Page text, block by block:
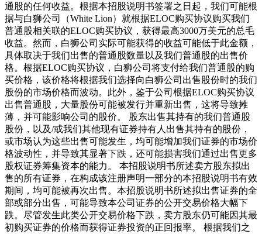
通股的任何收益。根据本招股说明书签署之日起，我们可能根
据与白狮公司（White Lion）就根据ELOC购买协议购买我们
普通股相关联的ELOC购买协议，获得最高3000万美元的总毛
收益。然而，白狮公司实际可能获得的收益可能低于此金额，
具体取决于我们出售的普通股数量以及我们普通股的出售价
格。根据ELOC购买协议，白狮公司将支付给我们普通股的购
买价格，该价格将根据我们选择向白狮公司出售股份时的我们
股份的市场价格而波动。此外，鉴于公司根据ELOC购买协议
出售普通股，大量股份可能被发行并重新出售，这将导致摊
薄，并可能影响公司的股价。 股东出售其持有的我们普通股
股份，以及/或我们其他现有证券持有人出售其持有的股份，
或市场认为这些出售可能发生，均可能增加我们证券的市场价
格波动性，并导致其显著下跌，还可能损害我们通过出售更多
股权证券筹集资本的能力。 本招股说明书所述卖方股东拟出
售的所有证券，在构成该注册声明一部分的本招股说明书有效
期间，均可能被再次出售。本招股说明书所述拟出售证券的全
部或部分出售，可能导致本公司证券的公开交易价格大幅下
跌。尽管发生此类公开交易价格下跌，卖方股东仍可能因其最
初购买证券的价格而获得证券投资的正回报率。 根据我们之